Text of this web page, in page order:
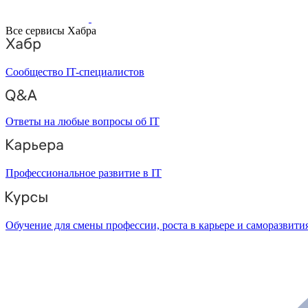
Все сервисы Хабра
Сообщество IT-специалистов
Ответы на любые вопросы об IT
Профессиональное развитие в IT
Обучение для смены профессии, роста в карьере и